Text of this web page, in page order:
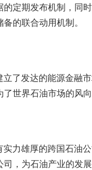
的定期发布机制，同
的联合动用机制。
立了发达的能源金融
世界石油市场的风向
实力雄厚的跨国石油
司，为石油产业的发